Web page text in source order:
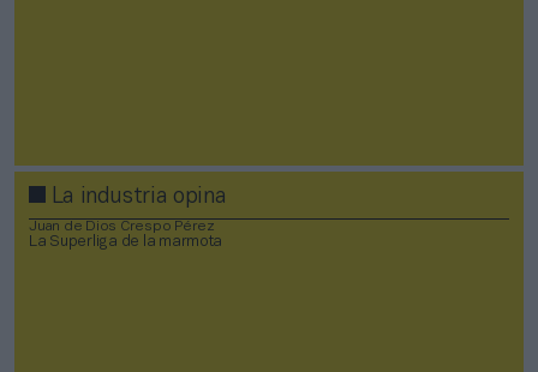
La industria opina
Juan de Dios Crespo Pérez
La Superliga de la marmota